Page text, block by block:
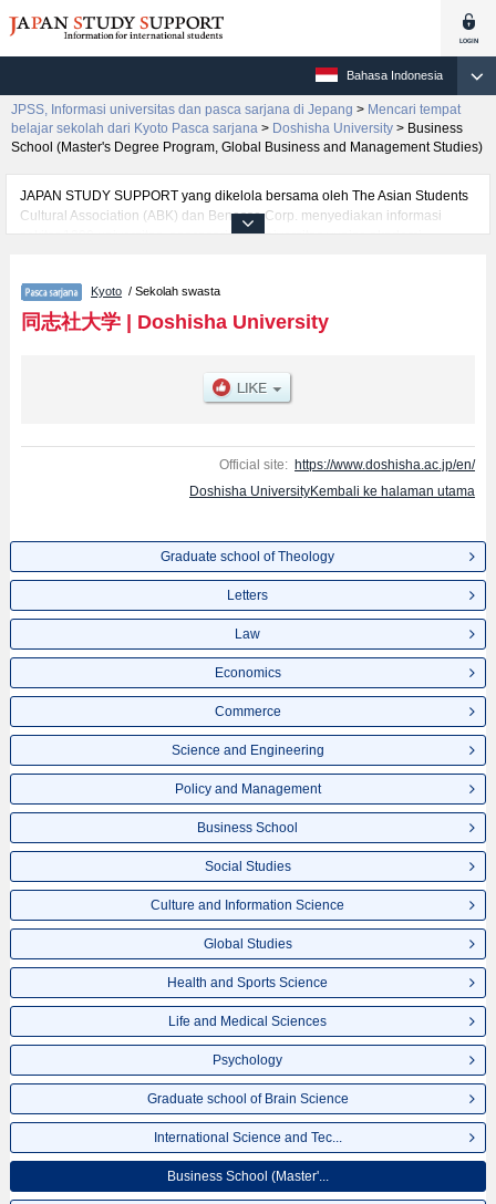
Bahasa Indonesia
JPSS, Informasi universitas dan pasca sarjana di Jepang > Mencari tempat
belajar sekolah dari Kyoto Pasca sarjana > Doshisha University > Business
School (Master's Degree Program, Global Business and Management Studies)
JAPAN STUDY SUPPORT yang dikelola bersama oleh The Asian Students
Cultural Association (ABK) dan Benesse Corp. menyediakan informasi
sekitar 1300 universitas, pascasarjana, universitas yunior, akademi
per jurusan riset seperti %% research %%, serta berbagai informasi yang
berguna bagi mahasiswa(i) mancanegara seperti kuota untuk jumlah
pendaftar dan jumlah kelulusan ujian masuk mahasiswa(i) mancanegara,
lainnya. Silakan memanfaatkannya.
Kyoto / Sekolah swasta
同志社大学| Doshisha University
Official site: https://www.doshisha.ac.jp/en/
Doshisha UniversityKembali ke halaman utama
Graduate school of Theology
Letters
Law
Economics
Commerce
Science and Engineering
Policy and Management
Business School
Social Studies
Culture and Information Science
Global Studies
Health and Sports Science
Life and Medical Sciences
Psychology
Graduate school of Brain Science
International Science and Tec...
Business School (Master'...